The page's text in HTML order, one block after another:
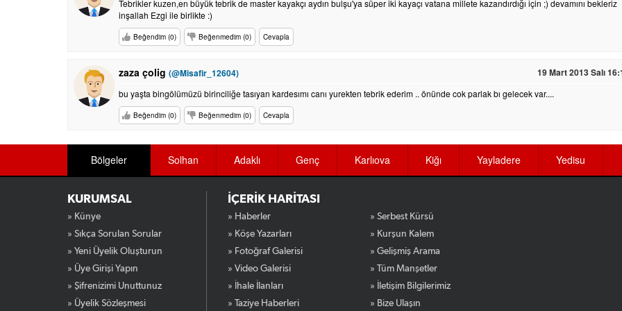
Tebrikler kuzen,en büyük tebrik de master kayakçı aydın bulşu'ya süper iki kayaçı vatana millete kazandırdığı için ;) devamını bekleriz
inşallah Ezgi ile birlikte :)
Beğendim (0) Beğenmedim (0) Cevapla
zaza çolig (@Misafir_12604) 19 Mart 2013 Salı
bu yaşta bingölümüzü birinciliğe tasıyan kardesımı canı yurekten tebrik ederim .. önünde cok parlak bı gelecek var....
Beğendim (0) Beğenmedim (0) Cevapla
Bölgeler Solhan Adaklı Genç Karlıova Kiğı Yayladere Yedisu
KURUMSAL
» Künye
» Sıkça Sorulan Sorular
» Yeni Üyelik Oluşturun
» Üye Girişi Yapın
» Şifrenizimi Unuttunuz
» Üyelik Sözleşmesi
İÇERİK HARİTASI
» Haberler
» Köşe Yazarları
» Fotoğraf Galerisi
» Video Galerisi
» İhale İlanları
» Taziye Haberleri
» Serbest Kürsü
» Kurşun Kalem
» Gelişmiş Arama
» Tüm Manşetler
» İletişim Bilgilerimiz
» Bize Ulaşın